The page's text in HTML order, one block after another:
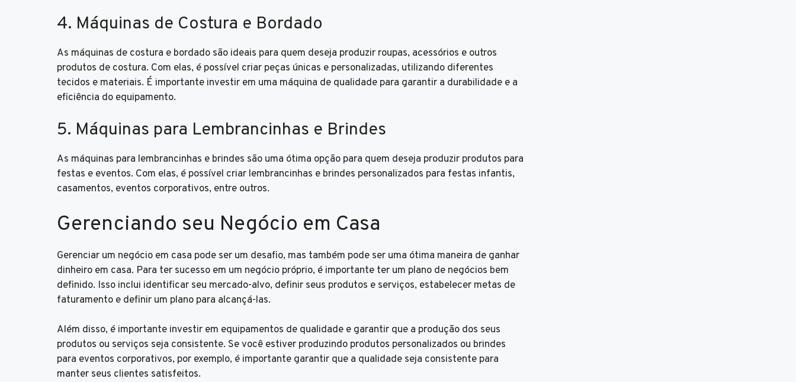
4. Máquinas de Costura e Bordado
As máquinas de costura e bordado são ideais para quem deseja produzir roupas, acessórios e outros
produtos de costura. Com elas, é possível criar peças únicas e personalizadas, utilizando diferentes
tecidos e materiais. É importante investir em uma máquina de qualidade para garantir a durabilidade e a
eficiência do equipamento.
5. Máquinas para Lembrancinhas e Brindes
As máquinas para lembrancinhas e brindes são uma ótima opção para quem deseja produzir produtos para
festas e eventos. Com elas, é possível criar lembrancinhas e brindes personalizados para festas infantis,
casamentos, eventos corporativos, entre outros.
Gerenciando seu Negócio em Casa
Gerenciar um negócio em casa pode ser um desafio, mas também pode ser uma ótima maneira de ganhar
dinheiro em casa. Para ter sucesso em um negócio próprio, é importante ter um plano de negócios bem
definido. Isso inclui identificar seu mercado-alvo, definir seus produtos e serviços, estabelecer metas de
faturamento e definir um plano para alcançá-las.
Além disso, é importante investir em equipamentos de qualidade e garantir que a produção dos seus
produtos ou serviços seja consistente. Se você estiver produzindo produtos personalizados ou brindes
para eventos corporativos, por exemplo, é importante garantir que a qualidade seja consistente para
manter seus clientes satisfeitos.